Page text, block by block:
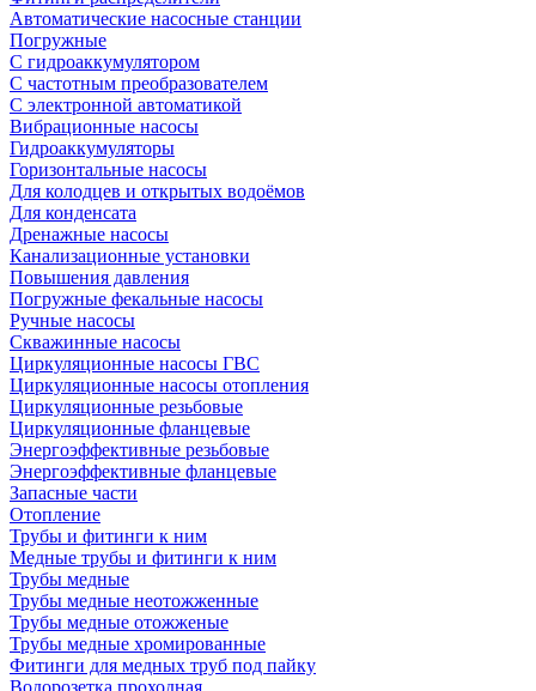
Автоматические насосные станции
Погружные
С гидроаккумулятором
С частотным преобразователем
С электронной автоматикой
Вибрационные насосы
Гидроаккумуляторы
Горизонтальные насосы
Для колодцев и открытых водоёмов
Для конденсата
Дренажные насосы
Канализационные установки
Повышения давления
Погружные фекальные насосы
Ручные насосы
Скважинные насосы
Циркуляционные насосы ГВС
Циркуляционные насосы отопления
Циркуляционные резьбовые
Циркуляционные фланцевые
Энергоэффективные резьбовые
Энергоэффективные фланцевые
Запасные части
Отопление
Трубы и фитинги к ним
Медные трубы и фитинги к ним
Трубы медные
Трубы медные неотожженные
Трубы медные отожженые
Трубы медные хромированные
Фитинги для медных труб под пайку
Водорозетка проходная